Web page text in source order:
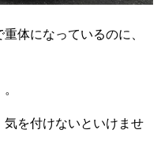
体になっているのに、
気を付けないといけませ